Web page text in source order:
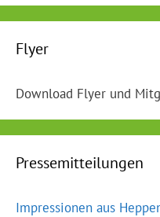
Flyer
Download Flyer und
Pressemitteilungen
Impressionen aus